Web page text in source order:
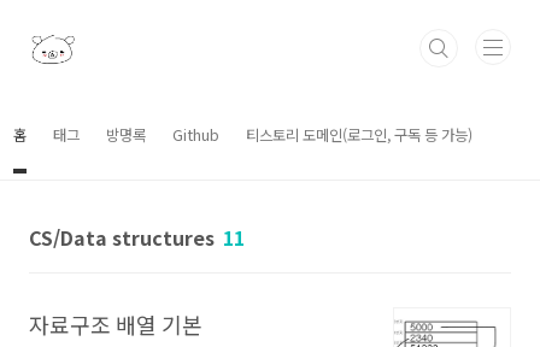
홈 태그 방명록 Github 티스토리 도메인(로그인, 구독 등 가능)
CS/Data structures 11
자료구조 배열 기본